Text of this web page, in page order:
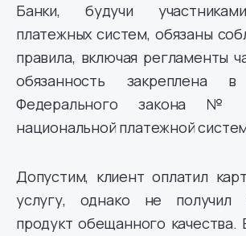
Банки, будучи
платежных систем, обязаны
правила, включая регламенты
обязанность закреплена
Федерального закона
национальной платежной
Допустим, клиент оплатил
услугу, однако не получил
продукт обещанного качества.